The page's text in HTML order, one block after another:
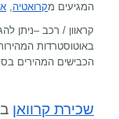
המגיעים מקרואטיה,
קראוון / רכב –ניתן
באוטוסטרדות
הכבישים המהירים
שכירת קרוואן